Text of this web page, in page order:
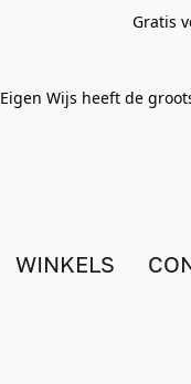
Gratis
Eigen Wijs heeft de
WINKELS